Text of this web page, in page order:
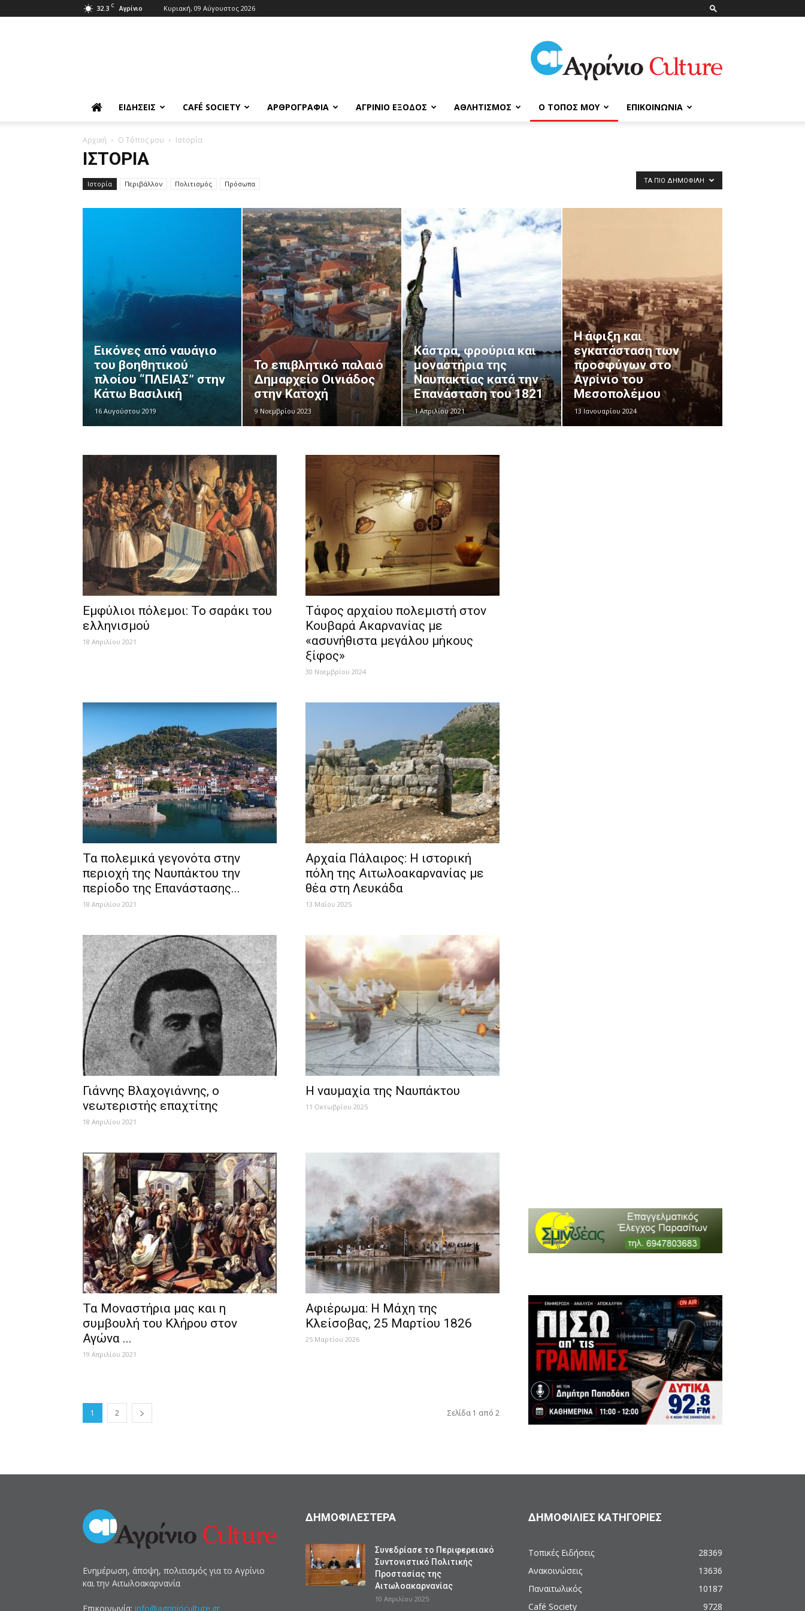
32.3 C Αγρίνιο Κυριακή, 09 Αύγουστος 2026
ΑγρίνιοCulture
ΕΙΔΉΣΕΙΣ CAFÉ SOCIETY ΑΡΘΡΟΓΡΑΦΊΑ ΑΓΡΊΝΙΟ ΈΞΟΔΟΣ ΑΘΛΗΤΙΣΜΌΣ Ο ΤΌΠΟΣ ΜΟΥ ΕΠΙΚΟΙΝΩΝΊΑ
Αρχική Ο Τόπος μου Ιστορία
ΙΣΤΟΡΊΑ
Ιστορία Περιβάλλον Πολιτισμός Πρόσωπα ΤΑ ΠΙΟ ΔΗΜΟΦΙΛΉ
Εικόνες από ναυάγιο
του βοηθητικού
πλοίου “ΠΛΕΙΑΣ” στην
Κάτω Βασιλική
16 Αυγούστου 2019
Το επιβλητικό παλαιό
Δημαρχείο Οινιάδος
στην Κατοχή
9 Νοεμβρίου 2023
Κάστρα, φρούρια και
μοναστήρια της
Ναυπακτίας κατά την
Επανάσταση του 1821
1 Απριλίου 2021
Η άφιξη και
εγκατάσταση των
προσφύγων στο
Αγρίνιο του
Μεσοπολέμου
13 Ιανουαρίου 2024
Εμφύλιοι πόλεμοι: Το σαράκι του
ελληνισμού
18 Απριλίου 2021
Τάφος αρχαίου πολεμιστή στον
Κουβαρά Ακαρνανίας με
«ασυνήθιστα μεγάλου μήκους
ξίφος»
30 Νοεμβρίου 2024
Τα πολεμικά γεγονότα στην
περιοχή της Ναυπάκτου την
περίοδο της Επανάστασης...
18 Απριλίου 2021
Αρχαία Πάλαιρος: Η ιστορική
πόλη της Αιτωλοακαρνανίας με
θέα στη Λευκάδα
13 Μαΐου 2025
Γιάννης Βλαχογιάννης, ο
νεωτεριστής επαχτίτης
18 Απριλίου 2021
Η ναυμαχία της Ναυπάκτου
11 Οκτωβρίου 2025
Τα Μοναστήρια μας και η
συμβουλή του Κλήρου στον
Αγώνα ...
19 Απριλίου 2021
Αφιέρωμα: Η Μάχη της
Κλείσοβας, 25 Μαρτίου 1826
25 Μαρτίου 2026
1 2 Σελίδα 1 από 2
Ενημέρωση, άποψη, πολιτισμός για το Αγρίνιο
και την Αιτωλοακαρνανία
Επικοινωνία: info@agrinioculture.gr
ΔΗΜΟΦΙΛΕΣΤΕΡΑ
Συνεδρίασε το Περιφερειακό
Συντονιστικό Πολιτικής
Προστασίας της
Αιτωλοακαρνανίας
10 Απριλίου 2025
ΔΗΜΟΦΙΛΙΕΣ ΚΑΤΗΓΟΡΙΕΣ
Τοπικές Ειδήσεις
28369
Ανακοινώσεις
13636
Παναιτωλικός
10187
Café Society
9728